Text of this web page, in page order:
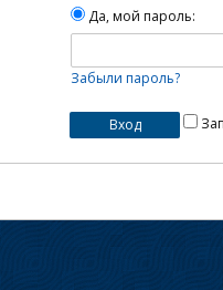
Да, мой пароль:
Забыли пароль?